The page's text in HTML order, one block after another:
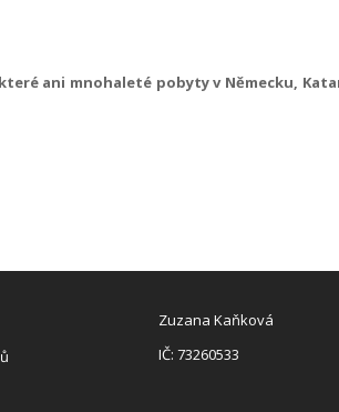
ani mnohaleté pobyty v Německu,
Zuzana Kaňková
IČ: 73260533